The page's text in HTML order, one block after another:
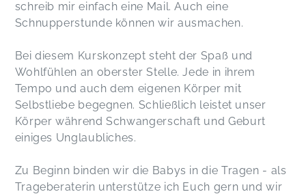
schreib mir einfach eine Mail. Auch eine
Schnupperstunde können wir ausmachen.
Bei diesem Kurskonzept steht der Spaß und
Wohlfühlen an oberster Stelle. Jede in ihrem
Tempo und auch dem eigenen Körper mit
Selbstliebe begegnen. Schließlich leistet unser
Körper während Schwangerschaft und Geburt
einiges Unglaubliches.
Zu Beginn binden wir die Babys in die Tragen - als
Trageberaterin unterstütze ich Euch gern und wir